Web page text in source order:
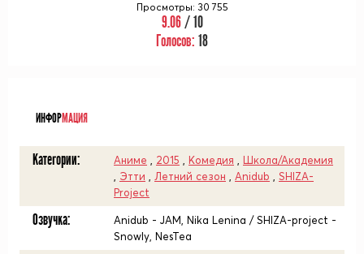
Просмотры: 30 755
9.06/ 10
Голосов: 18
ИНФОРМАЦИЯ
Категории: Аниме 2015 Комедия
Школа/Академия
Этти Летний сезон Anidub
SHIZA-
Project
Озвучка:
Anidub - JAM, Nika Lenina / SHIZA-project -
Snowly, NesTea